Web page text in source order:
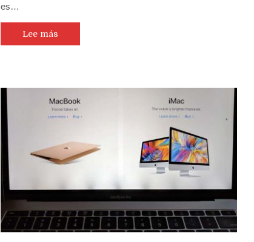
es…
Lee más